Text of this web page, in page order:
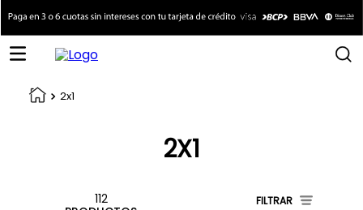
2x1
2X1
112
FILTRAR